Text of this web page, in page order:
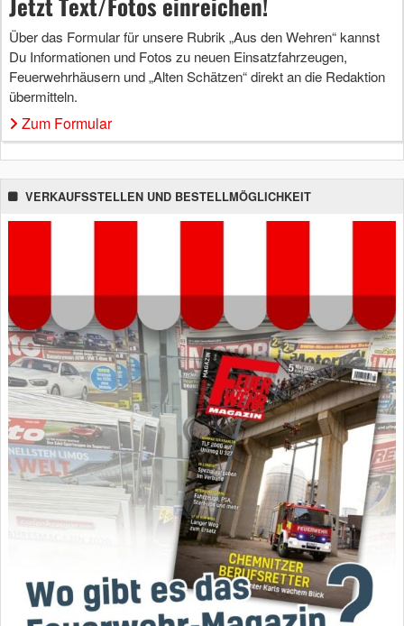
Über das Formular für unsere Rubrik „Aus den Wehren“ kannst
Du Informationen und Fotos zu neuen Einsatzfahrzeugen,
Feuerwehrhäusern und „Alten Schätzen“ direkt an die Redaktion
übermitteln.
Zum Formular
VERKAUFSSTELLEN UND BESTELLMÖGLICHKEIT